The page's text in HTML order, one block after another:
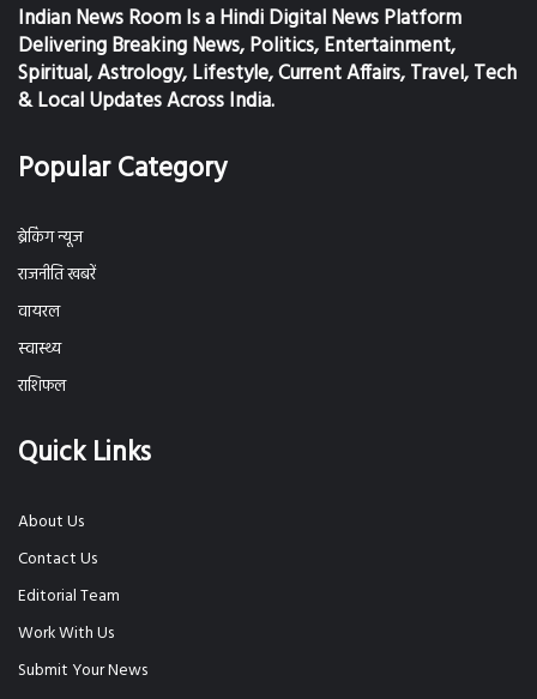
Indian News Room Is a Hindi Digital News Platform
Delivering Breaking News, Politics, Entertainment,
Spiritual, Astrology, Lifestyle, Current Affairs, Travel, Tech
& Local Updates Across India.
Popular Category
ब्रेकिंग न्यूज
राजनीति खबरें
वायरल
स्वास्थ्य
राशिफल
Quick Links
About Us
Contact Us
Editorial Team
Work With Us
Submit Your News